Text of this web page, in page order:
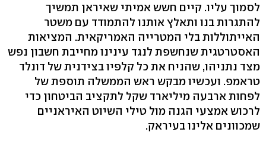
לסמוך עליו. קיים חשש אמיתי שאיראן תמשיך
להתגרות בנו ותאלץ אותנו להתמודד עם משטר
האייתוללות בלי המטרייה האמריקאית. המציאות
האסטרטגית שנחשפת לנגד עינינו מחייבת חשבון נפש
מצד נתניהו, שהניח את כל קלפיו בצידנית של דונלד
טראמפ. ועכשיו מבקש ראש הממשלה תוספת של
לפחות ארבעה מיליארד שקל לתקציב הביטחון כדי
לרכוש אמצעי הגנה מול טילי השיוט האיראניים
שמכוונים אלינו בעיראק.